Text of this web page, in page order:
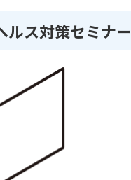
ルス対策セミナー